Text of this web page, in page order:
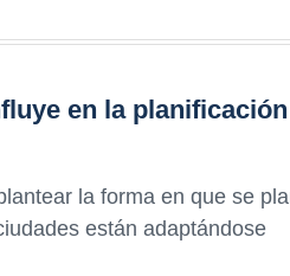
en la
la forma en que se
están adaptándose